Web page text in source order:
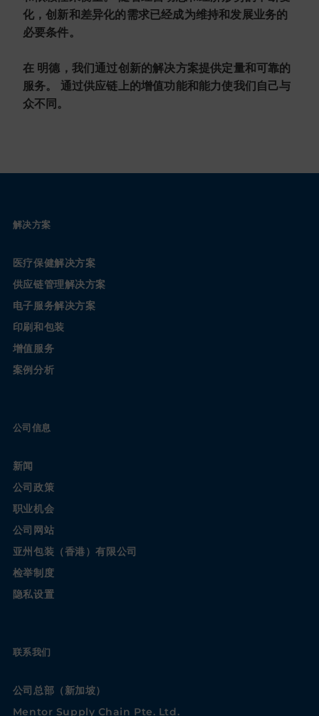
化，创新和差异化的需求已经成为维持和发展业务的
必要条件。
在 明德，我们通过创新的解决方案提供定量和可靠的
服务。 通过供应链上的增值功能和能力使我们自己与
众不同。
解决方案
医疗保健解决方案
供应链管理解决方案
电子服务解决方案
印刷和包装
增值服务
案例分析
公司信息
新闻
公司政策
职业机会
公司网站
亚州包装（香港）有限公司
检举制度
隐私设置
联系我们
公司总部（新加坡）
Mentor Supply Chain Pte. Ltd.